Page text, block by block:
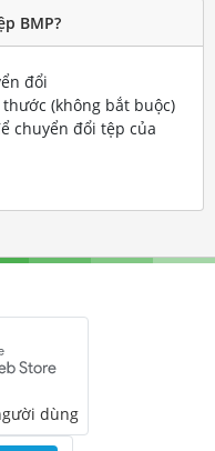
BMP?
đổi
(không bắt buộc)
chuyển đổi tệp của
dùng